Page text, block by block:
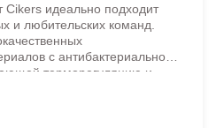
идеально подходит
и любительских команд.
с антибактериальной
терморегуляцию и
Одежда обладает
и стильным